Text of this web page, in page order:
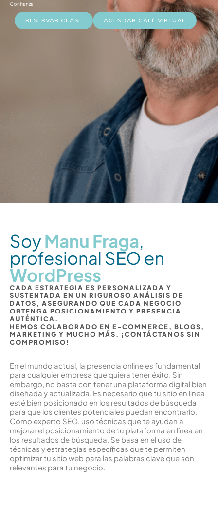
Confianza
RESERVAR CLASE AGENDAR CAFÉ VIRTUAL
SoyManu Fraga,
profesional SEO en
WordPress
CADA ESTRATEGIA ES PERSONALIZADA Y
SUSTENTADA EN UN RIGUROSO ANÁLISIS DE
DATOS, ASEGURANDO QUE CADA NEGOCIO
OBTENGA POSICIONAMIENTO Y PRESENCIA
AUTÉNTICA.
HEMOS COLABORADO EN E-COMMERCE, BLOGS,
MARKETING Y MUCHO MÁS. ¡CONTÁCTANOS SIN
COMPROMISO!
En el mundo actual, la presencia online es fundamental
para cualquier empresa que quiera tener éxito. Sin
embargo, no basta con tener una plataforma digital bien
diseñada y actualizada. Es necesario que tu sitio en línea
esté bien posicionado en los resultados de búsqueda
para que los clientes potenciales puedan encontrarlo.
Como experto SEO, uso técnicas que te ayudan a
mejorar el posicionamiento de tu plataforma en línea en
los resultados de búsqueda. Se basa en el uso de
técnicas y estrategias específicas que te permiten
optimizar tu sitio web para las palabras clave que son
relevantes para tu negocio.